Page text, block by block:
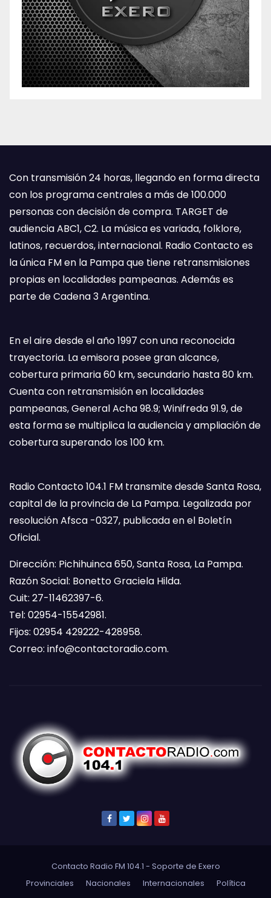
Con transmisión 24 horas, llegando en forma directa
con los programa centrales a más de 100.000
personas con decisión de compra. TARGET de
audiencia ABC1, C2. La música es variada, folklore,
latinos, recuerdos, internacional. Radio Contacto es
la única FM en la Pampa que tiene retransmisiones
propias en localidades pampeanas. Además es
parte de Cadena 3 Argentina.
En el aire desde el año 1997 con una reconocida
trayectoria. La emisora posee gran alcance,
cobertura primaria 60 km, secundario hasta 80 km.
Cuenta con retransmisión en localidades
pampeanas, General Acha 98.9; Winifreda 91.9, de
esta forma se multiplica la audiencia y ampliación de
cobertura superando los 100 km.
Radio Contacto 104.1 FM transmite desde Santa Rosa,
capital de la provincia de La Pampa. Legalizada por
resolución Afsca -0327, publicada en el Boletín
Oficial.
Dirección: Pichihuinca 650, Santa Rosa, La Pampa.
Razón Social: Bonetto Graciela Hilda.
Cuit: 27-11462397-6.
Tel: 02954-15542981.
Fijos: 02954 429222-428958.
Correo: info@contactoradio.com.
Contacto Radio FM 104.1 - Soporte de Exero
Provinciales
Nacionales Internacionales Política